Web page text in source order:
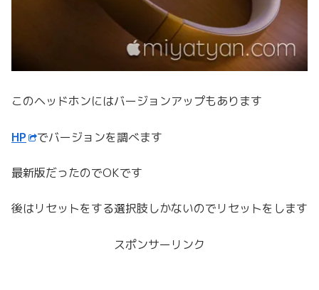
このヘッドホンにはバージョンアップもあります
HP でバージョンを調べます
最新版だったのでOKです
後はリセットをする選択肢しかないのでリセットをします
スポンサーリンク